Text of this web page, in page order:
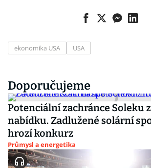
ekonomika USA USA
Doporučujeme
Potenciální zachránce Soleku
nabídku. Zadlužené solární
hrozí konkurz
Průmysl a energetika